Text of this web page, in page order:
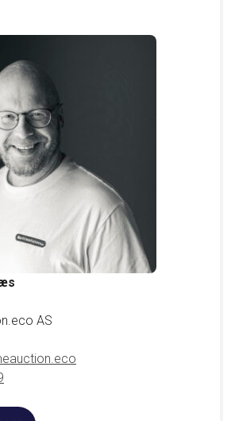
Volvo.
Aluminium.
fot.
Norge.
000.
AS